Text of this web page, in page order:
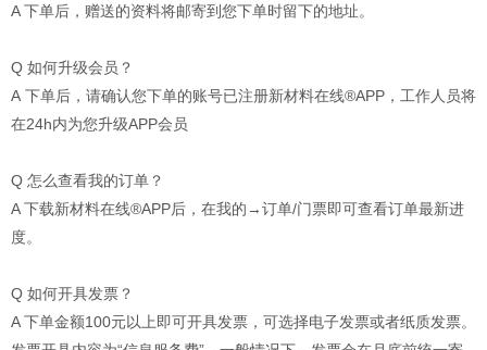
A 下单后，赠送的资料将邮寄到您下单时留下的地址。
Q 如何升级会员？
A 下单后，请确认您下单的账号已注册新材料在线®APP，工作人员将
在24h内为您升级APP会员
Q 怎么查看我的订单？
A 下载新材料在线®APP后，在我的→订单/门票即可查看订单最新进
度。
Q 如何开具发票？
A 下单金额100元以上即可开具发票，可选择电子发票或者纸质发票。